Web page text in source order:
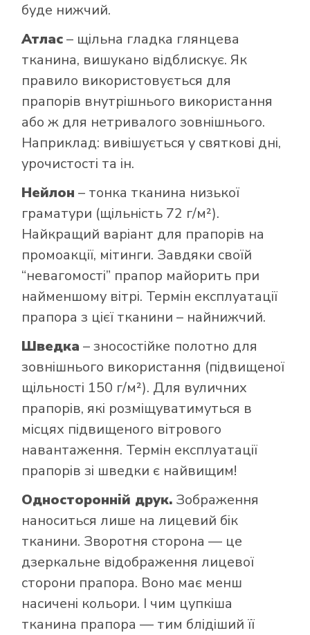
буде нижчий.
Атлас– щільна гладка глянцева
тканина, вишукано відблискує. Як
правило використовується для
прапорів внутрішнього використання
або ж для нетривалого зовнішнього.
Наприклад: вивішується у святкові дні,
урочистості та ін.
Нейлон – тонка тканина низької
граматури (щільність 72 г/м²).
Найкращий варіант для прапорів на
промоакції, мітинги. Завдяки своїй
“невагомості” прапор майорить при
найменшому вітрі. Термін експлуатації
прапора з цієї тканини – найнижчий.
Шведка – зносостійке полотно для
зовнішнього використання (підвищеної
щільності 150 г/м²). Для вуличних
прапорів, які розміщуватимуться в
місцях підвищеного вітрового
навантаження. Термін експлуатації
прапорів зі шведки є найвищим!
Односторонній друк. Зображення
наноситься лише на лицевий бік
тканини. Зворотня сторона — це
дзеркальне відображення лицевої
сторони прапора. Воно має менш
насичені кольори. І чим цупкіша
тканина прапора — тим блідіший її